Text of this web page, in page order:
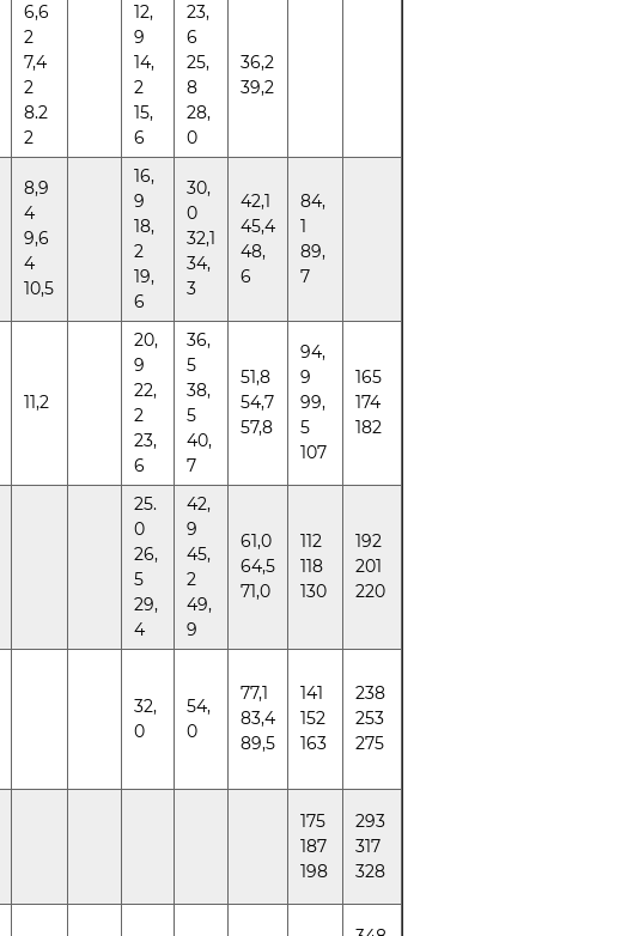
6,6
2
7,4
2
8.2
2
12,
9
14,
2
15,
6
23,
6
25,
8
28,
0
36,2
39,2
8,9
4
9,6
4
10,5
16,
9
18,
2
19,
6
30,
0
32,1
34,
3
42,1
45,4
48,
6
84,
1
89,
7
11,2
20,
9
22,
2
23,
6
36,
5
38,
5
40,
7
51,8
54,7
57,8
94,
9
99,
5
107
165
174
182
25.
0
26,
5
29,
4
42,
9
45,
2
49,
9
61,0
64,5
71,0
112
118
130
192
201
220
32,
0
54,
0
77,1
83,4
89,5
141
152
163
238
253
275
175
187
198
293
317
328